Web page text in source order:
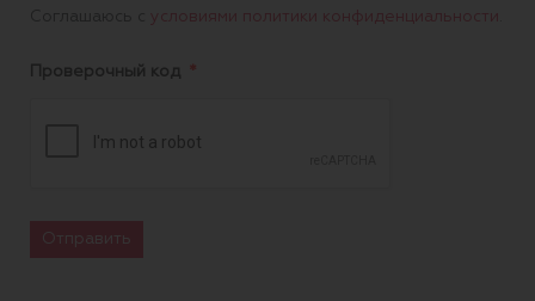
условиями политики конфиденциальности
Проверочный код
Отправить